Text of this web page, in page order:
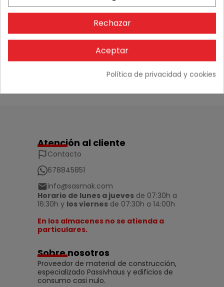
OPINIONES
No hay comentarios
Atención al cliente
Contacto
678845851
info@sasmak.com
Horario de lunes a jueves de 07:30h a
16:30h y los viernes de 07:30h a 14:00h
En los almacenes no se atienda a
particulares.
Sobre nosotros
Proveedor de material de construcción,
especializado Passivhaus y edificios de
consumo casi nulo.
Rechazar
Aceptar
Política de privacidad y cookies